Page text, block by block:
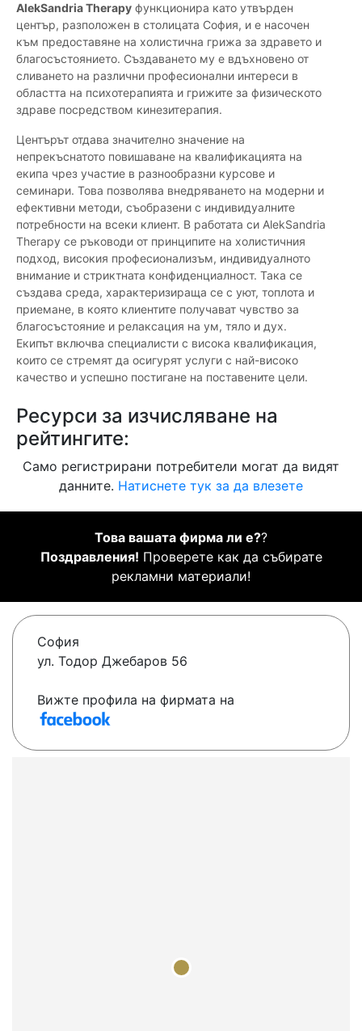
AlekSandria Therapy функционира като утвърден
център, разположен в столицата София, и е насочен
към предоставяне на холистична грижа за здравето и
благосъстоянието. Създаването му е вдъхновено от
сливането на различни професионални интереси в
областта на психотерапията и грижите за физическото
здраве посредством кинезитерапия.
Центърът отдава значително значение на
непрекъснатото повишаване на квалификацията на
екипа чрез участие в разнообразни курсове и
семинари. Това позволява внедряването на модерни и
ефективни методи, съобразени с индивидуалните
потребности на всеки клиент. В работата си AlekSandria
Therapy се ръководи от принципите на холистичния
подход, високия професионализъм, индивидуалното
внимание и стриктната конфиденциалност. Така се
създава среда, характеризираща се с уют, топлота и
приемане, в която клиентите получават чувство за
благосъстояние и релаксация на ум, тяло и дух.
Екипът включва специалисти с висока квалификация,
които се стремят да осигурят услуги с най-високо
качество и успешно постигане на поставените цели.
Ресурси за изчисляване на
рейтингите:
Само регистрирани потребители могат да видят
данните. Натиснете тук за да влезете
Това вашата фирма ли е??
Поздравления! Проверете как да събирате
рекламни материали!
София
ул. Тодор Джебаров 56
Вижте профила на фирмата на